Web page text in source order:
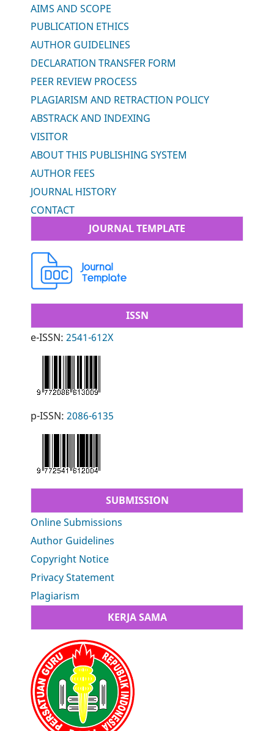
AIMS AND SCOPE
PUBLICATION ETHICS
AUTHOR GUIDELINES
DECLARATION TRANSFER FORM
PEER REVIEW PROCESS
PLAGIARISM AND RETRACTION POLICY
ABSTRACK AND INDEXING
VISITOR
ABOUT THIS PUBLISHING SYSTEM
AUTHOR FEES
JOURNAL HISTORY
CONTACT
JOURNAL TEMPLATE
ISSN
e-ISSN:2541-612X
p-ISSN:2086-6135
SUBMISSION
Online Submissions
Author Guidelines
Copyright Notice
Privacy Statement
Plagiarism
KERJA SAMA